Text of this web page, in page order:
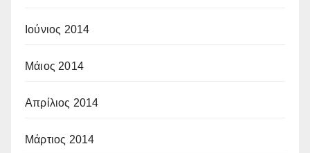
Ιούνιος 2014
Μάιος 2014
Απρίλιος 2014
Μάρτιος 2014